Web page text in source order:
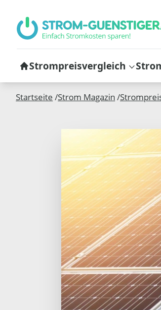
Strompreisvergleich
Startseite /Strom Magazin /